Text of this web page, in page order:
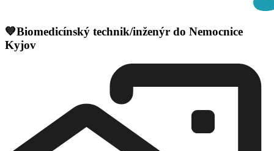
💙Biomedicínský technik/inženýr do Nemocnice
Kyjov